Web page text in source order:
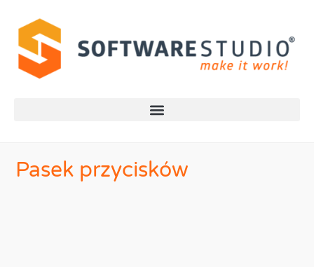
Pasek przycisków